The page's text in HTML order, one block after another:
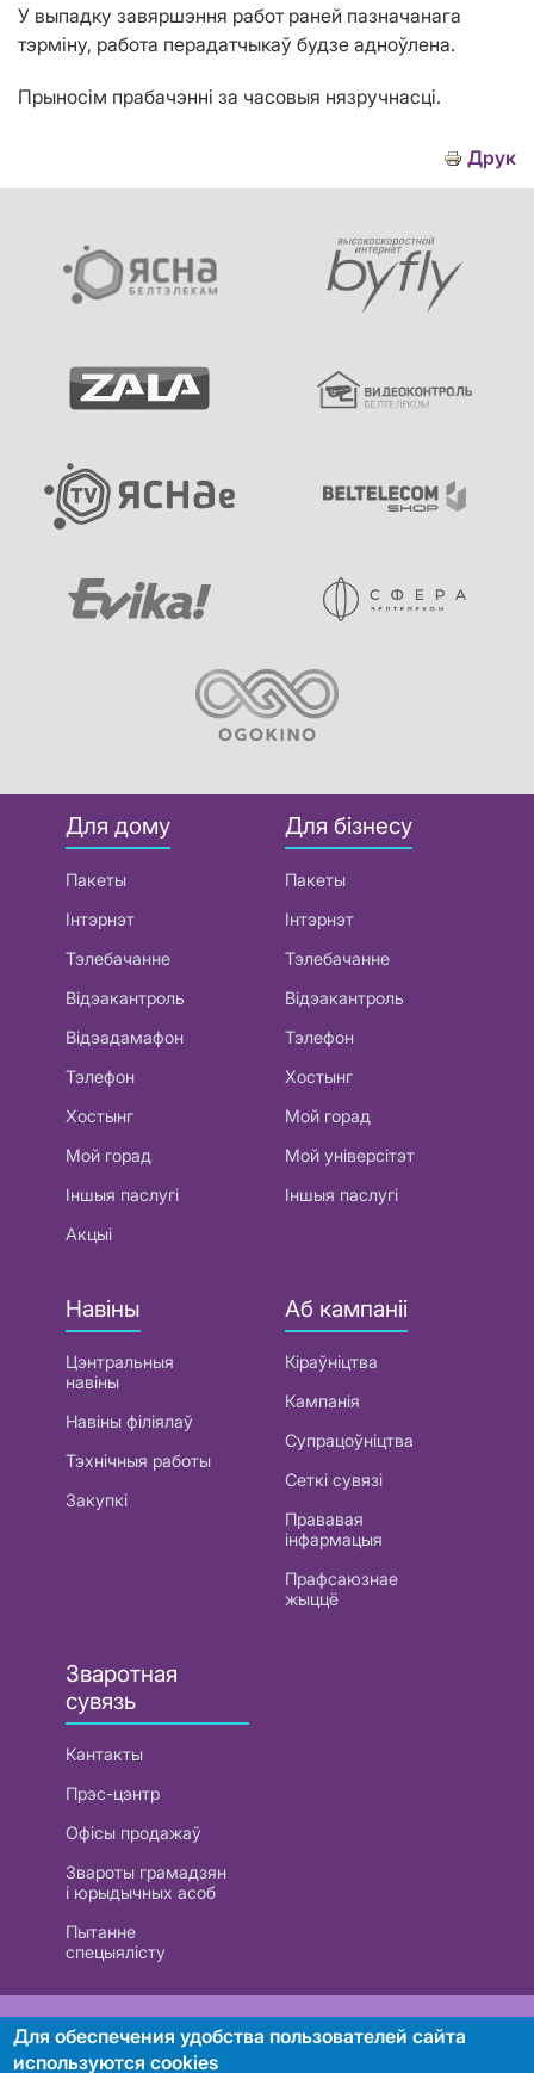
У выпадку завяршэння работ раней пазначанага
тэрміну, работа перадатчыкаў будзе адноўлена.
Прыносім прабачэнні за часовыя нязручнасці.
Друк
Для дому
Пакеты
Інтэрнэт
Тэлебачанне
Відэакантроль
Відэадамафон
Тэлефон
Хостынг
Мой горад
Іншыя паслугі
Акцыі
Для бізнесу
Пакеты
Інтэрнэт
Тэлебачанне
Відэакантроль
Тэлефон
Хостынг
Мой горад
Мой універсітэт
Іншыя паслугі
Навіны
Цэнтральныя
навіны
Навіны філіялаў
Тэхнічныя работы
Закупкі
Аб кампаніі
Кіраўніцтва
Кампанія
Супрацоўніцтва
Сеткі сувязі
Прававая
інфармацыя
Прафсаюзнае
жыццё
Зваротная
сувязь
Кантакты
Прэс-цэнтр
Офісы продажаў
Звароты грамадзян
і юрыдычных асоб
Пытанне
спецыялісту
РУП «Белтэлекам». УНП 101007741
Для обеспечения удобства пользователей сайта
используются cookies